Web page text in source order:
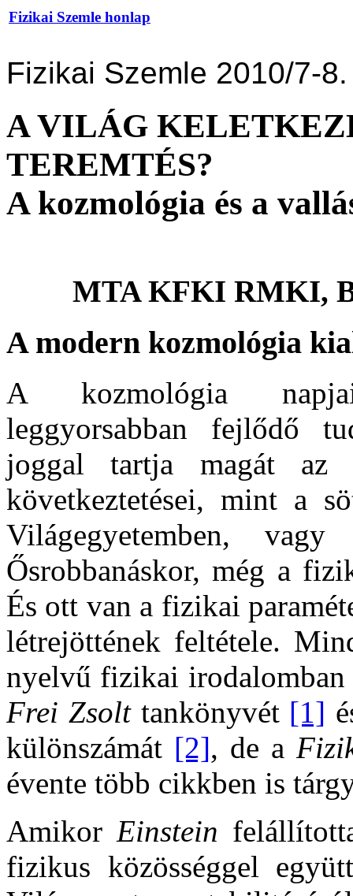
Fizikai Szemle honlap
Fizikai Szemle 2010/7-
A VILÁG
TEREMTÉS?
A kozmológia és a
MTA KFKI RMKI,
A modern kozmológia
A kozmológia
leggyorsabban fejlődő
joggal tartja magát az
következtetései, mint a
Világegyetemben,
Ősrobbanáskor, még a
És ott van a fizikai
létrejöttének feltétele.
nyelvű fizikai
Frei Zsolttankönyvét [1]
különszámát [2], de a
évente több cikkben is
Amikor Einstein
fizikus közösséggel